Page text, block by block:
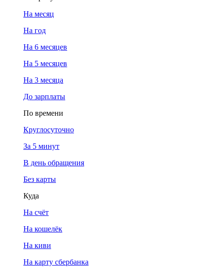
На месяц
На год
На 6 месяцев
На 5 месяцев
На 3 месяца
До зарплаты
По времени
Круглосуточно
За 5 минут
В день обращения
Без карты
Куда
На счёт
На кошелёк
На киви
На карту сбербанка